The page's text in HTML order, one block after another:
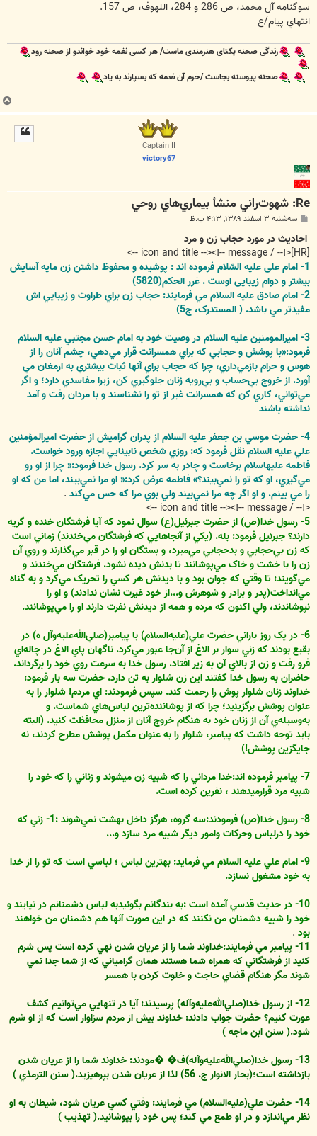
سوگنامه آل محمد، ص 286 و 284، اللهوف، ص 157.
انتهاي پيام/ع
زندگی صحنه یکتای هنرمندی ماست/ هر کسی نغمه خود خواندو از صحنه رود
صحنه پیوسته بجاست /خرم آن نغمه که بسپارند به یاد
Captain II
victory67
Re: شهوت‌راني منشأ بيماري‌هاي روحي
ت
سه‌شنبه ۳ اسفند ۱۳۸۹, ۴:۱۳ ب.ظ
احادیث در مورد حجاب زن و مرد
[HR]<!-- / icon and title --><!-- message -->
1- امام على عليه السّلام فرموده اند : پوشيده و محفوظ داشتن زن مايه آسايش
بيشتر و دوام زيبايى اوست . غرر الحکم(5820)
2- امام صادق عليه السلام مي فرمايند: حجاب زن براي طراوت و زيبايي اش
مفيدتر مي باشد. ( المستدرک، ج5)
3- اميرالمومنين عليه السلام در وصيت خود به امام حسن مجتبي عليه السلام
فرمود:«با پوشش و حجابي که براي همسرانت قرار مي‌دهي، چشم آنان را از
هوس و حرام بازمي‌داري، چرا که حجاب براي آنها ثبات بيشتري به ارمغان مي
آورد. از خروج بي‌حساب و بي‌رويه زنان جلوگيري کن، زيرا مفاسدي دارد؛ و اگر
مي‌تواني، کاري کن که همسرانت غير از تو را نشناسند و با مردان رفت و آمد
نداشته باشند
4- حضرت موسي بن جعفر عليه السلام از پدران گراميش از حضرت اميرالمؤمنين
علي عليه السلام نقل فرمود که: روزي شخص نابينايي اجازه ورود خواست.
فاطمه عليهاسلام برخاست و چادر به سر کرد. رسول خدا فرمود:« چرا از او رو
مي‌گيري، او که تو را نمي‌بيند؟» فاطمه عرض کرد:« او مرا نمي‌بيند، اما من که او
را مي بينم. و او اگر چه مرا نمي‌بيند ولي بوي مرا که حس مي‌کند .
<!-- / icon and title --><!-- message -->
5- رسول خدا(ص) از حضرت جبرئيل(ع) سوال نمود که آيا فرشتگان خنده و گريه
دارند؟ جبرئيل فرمود: بله. (يکي از آنجاهايي که فرشتگان مي‌خندند) زماني است
که زن بي‌حجابي و بدحجابي مي‌ميرد، و بستگان او را در قبر مي‌گذارند و روي آن
زن را با خشت و خاک مي‌پوشانند تا بدنش ديده نشود. فرشتگان مي‌خندند و
مي‌گويند: تا وقتي که جوان بود و با ديدنش هر کسي را تحريک مي‌کرد و به گناه
مي‌انداخت(پدر و برادر و شوهرش و...از خود غيرت نشان ندادند) و او را
نپوشاندند، ولي اکنون که مرده و همه از ديدنش نفرت دارند او را مي‌پوشانند.
6- در يک روز باراني حضرت علي(عليه‌السلام) با پيامبر(صلي‌الله‌عليه‌وآل ه) در
بقيع بودند که زني سوار بر الاغ از آن‌جا عبور مي‌کرد. ناگهان پاي الاغ در چاله‌اي
فرو رفت و زن از بالاي آن به زير افتاد. رسول خدا به سرعت روي خود را برگرداند.
حاضران به رسول خدا گفتند اين زن شلوار به تن دارد. حضرت سه بار فرمود:
خداوند زنان شلوار پوش را رحمت کند. سپس فرمودند: اي مردم! شلوار را به
عنوان پوشش برگزينيد؛ چرا که از پوشاننده‌ترين لباس‌هاي شماست‌. و
به‌وسيله‌ي آن از زنان خود به هنگام خروج آنان از منزل محافظت کنيد. (البته
بايد توجه داشت که پيامبر، شلوار را به عنوان مکمل پوشش مطرح کردند، نه
جايگزين پوشش!)
7- پيامبر فرموده اند:خدا مرداني را که شبيه زن مي‏شوند و زناني را که خود را
شبيه مرد قرارمي‏دهند ، نفرين کرده است.
8- رسول خدا(ص) فرمودند:سه گروه، هرگز داخل بهشت نمي‌شوند :1- زني که
خود را درلباس وحرکات وامور ديگر شبيه مرد سازد و...
9- امام علي عليه السلام مي فرمايد: بهترين لباس ؛ لباسي است که تو را از خدا
به خود مشغول نسازد.
10- در حديث قدسي آمده است :به بندگانم بگوئيدبه لباس دشمنانم در نيايند و
خود را شبيه دشمنان من نکنند که در اين صورت آنها هم دشمنان من خواهند
بود .
11- پيامبر مي فرمايند:خداوند شما را از عريان شدن نهي کرده است پس شرم
کنيد از فرشتگاني که همراه شما هستند همان گرامياني که از شما جدا نمي
شوند مگر هنگام قضاي حاجت و خلوت کردن با همسر
12- از رسول خدا(صلي‌الله‌عليه‌وآله) پرسيدند: آيا در تنهايي مي‌توانيم کشف
عورت کنيم؟ حضرت جواب دادند: خداوند بيش از مردم سزاوار است که از او شرم
شود.( سنن ابن ماجه )
13- رسول خدا(صلي‌الله‌عليه‌وآله)ف� �مودند: خداوند شما را از عريان شدن
بازداشته است؛(بحار الانوار ج. 56) لذا از عريان شدن بپرهيزيد.( سنن الترمذي )
14- حضرت علي(عليه‌السلام) مي فرمايند: وقتي کسي عريان شود، شيطان به او
نظر مي‌اندازد و در او طمع مي کند؛ پس خود را بپوشانيد.( تهذيب )